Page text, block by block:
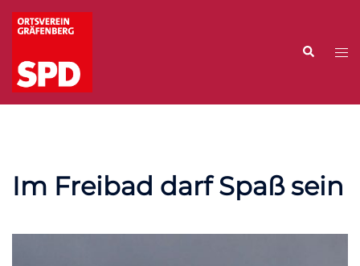
Zum
Inhalt
Suche
Im Freibad darf Spaß sein